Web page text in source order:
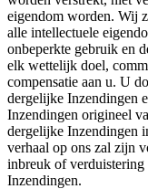
eigendom worden. Wij
alle intellectuele
onbeperkte gebruik en
elk wettelijk doel,
compensatie aan u. U
dergelijke Inzendingen
Inzendingen origineel
dergelijke Inzendingen
verhaal op ons zal zijn
inbreuk of
Inzendingen.